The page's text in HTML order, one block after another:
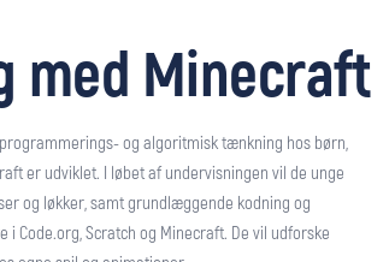
med Minecraft
og algoritmisk tænkning hos børn,
er udviklet. I løbet af undervisningen vil de unge
og løkker, samt grundlæggende kodning og
Code.org, Scratch og Minecraft. De vil udforske